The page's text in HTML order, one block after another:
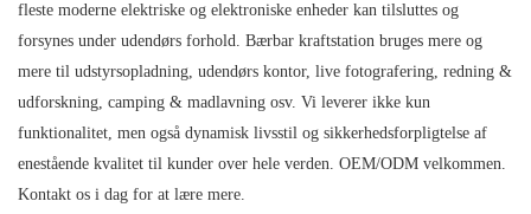
fleste moderne elektriske og elektroniske enheder kan tilsluttes og
forsynes under udendørs forhold. Bærbar kraftstation bruges mere og
mere til udstyrsopladning, udendørs kontor, live fotografering, redning &
udforskning, camping & madlavning osv. Vi leverer ikke kun
funktionalitet, men også dynamisk livsstil og sikkerhedsforpligtelse af
enestående kvalitet til kunder over hele verden. OEM/ODM velkommen.
Kontakt os i dag for at lære mere.